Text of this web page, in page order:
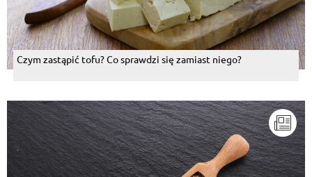
Czym zastąpić tofu? Co sprawdzi się zamiast niego?